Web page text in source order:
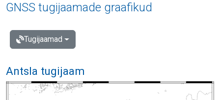
GNSS tugijaamade graafikud
Tugijaamad
Antsla tugijaam